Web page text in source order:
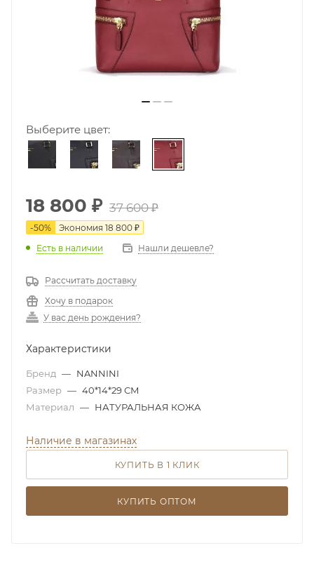
Выберите цвет:
18 800 ₽ 37 600₽
-50% Экономия 18 800 ₽
Есть в наличии
Нашли дешевле?
Рассчитать доставку
Хочу в подарок
У вас день рождения?
Характеристики
Бренд — NANNINI
Размер — 40*14*29 СМ
Материал — НАТУРАЛЬНАЯ КОЖА
Наличие в магазинах
КУПИТЬ В 1 КЛИК
КУПИТЬ ОПТОМ